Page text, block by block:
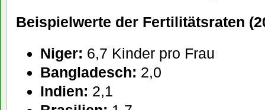
Beispielwerte der Fertilitätsraten
Niger: 6,7 Kinder pro Frau
Bangladesch: 2,0
Indien: 2,1